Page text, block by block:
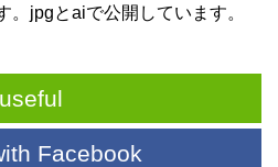
。jpgとaiで公開しています。
useful
Facebook